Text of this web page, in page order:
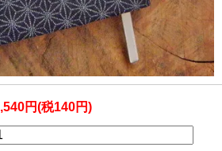
円(税140円)